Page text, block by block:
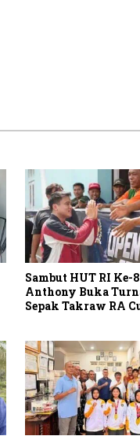
Sambut HUT RI Ke-
Anthony Buka
Sepak Takraw RA